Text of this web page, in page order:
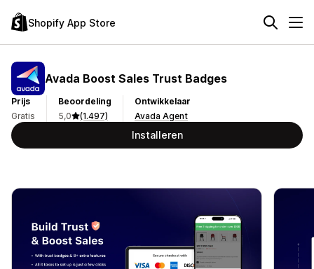
Shopify App Store
Avada Boost Sales Trust Badges
Prijs
Gratis
Beoordeling
5,0
(1.497)
Ontwikkelaar
Avada Agent
Installeren